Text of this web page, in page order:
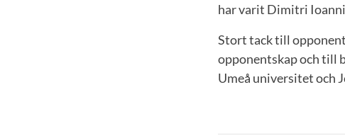
har varit Dimitri
Stort tack till
opponentskap och till
Umeå universitet och